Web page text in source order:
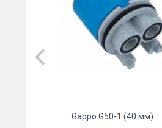
Gappo G50-1 (40 мм)